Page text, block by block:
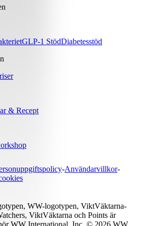
GLP-1 StödDiabetesstöd
& Recept
-Användarvillkor-
WW-logotypen, ViktVäktarna-
ViktVäktarna och Points är